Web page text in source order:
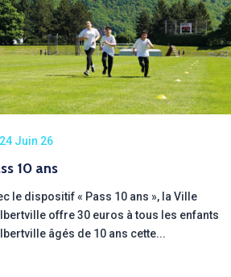
24 Juin 26
10 ans
le dispositif « Pass 10 ans », la Ville
offre 30 euros à tous les enfants
âgés de 10 ans cette...